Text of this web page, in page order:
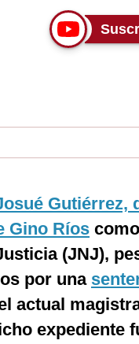
Gutiérrez,
Gino Ríos
(JNJ),
por una
actual
expediente